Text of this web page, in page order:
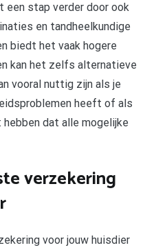
een stap verder door ook
en tandheelkundige
biedt het vaak hogere
kan het zelfs alternatieve
vooral nuttig zijn als je
heeft of als
dat alle mogelijke
verzekering
voor jouw huisdier